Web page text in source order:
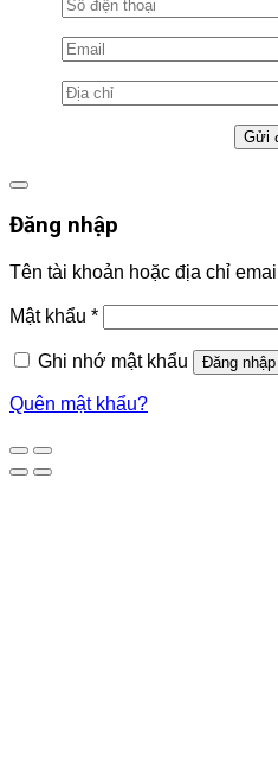
Đăng nhập
Tên tài khoản hoặc địa chỉ email
Mật khẩu *
Ghi nhớ mật khẩu Đăng nhập
Quên mật khẩu?